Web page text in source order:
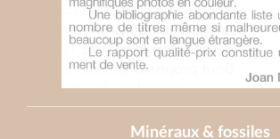
Minéraux & fossiles